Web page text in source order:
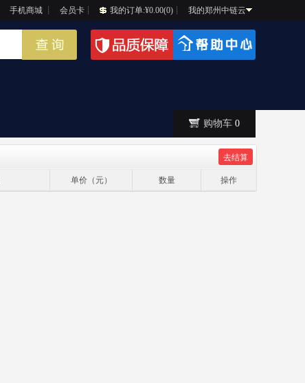
手机商城 ┊ 会员卡 ┊ 我的订单:¥0.00(0) ┊ 我的郑州中链云
购物车 0
单价（元） 数量 操作